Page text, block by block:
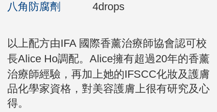
八角防腐劑
4drops
以上配方由IFA 國際香薰治療師協會認可校
長Alice Ho調配。 Alice擁有超過20年的香薰
治療師經驗，再加上她的IFSCC化妝及護膚
品化學家資格，對美容護膚上很有研究及心
得。